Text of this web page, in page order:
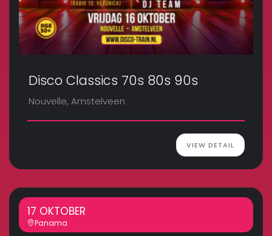
Disco Classics 70s 80s 90s
Nouvelle, Amstelveen
VIEW DETAIL
17 OKTOBER
Panama